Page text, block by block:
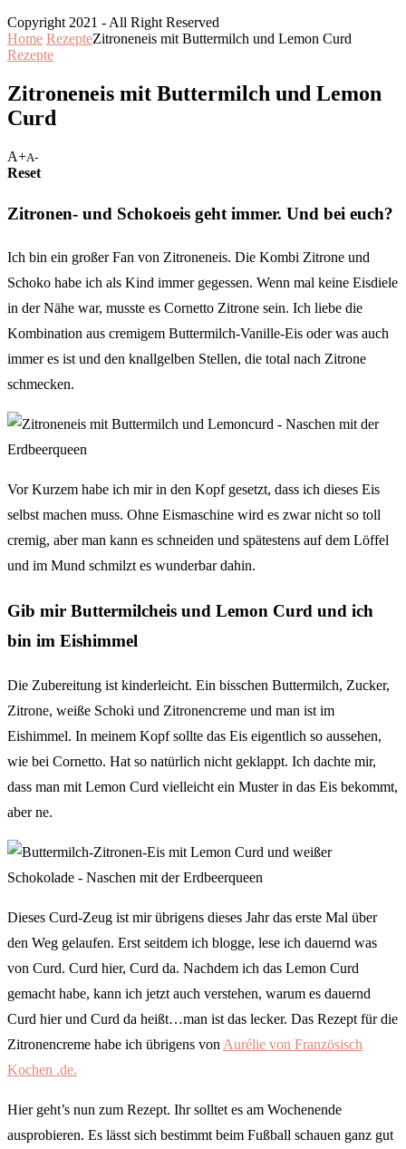
Copyright 2021 - All Right Reserved
Home RezepteZitroneneis mit Buttermilch und Lemon Curd
Rezepte
Zitroneneis mit Buttermilch und Lemon
Curd
A+A-
Reset
Zitronen- und Schokoeis geht immer. Und bei euch?
Ich bin ein großer Fan von Zitroneneis. Die Kombi Zitrone und
Schoko habe ich als Kind immer gegessen. Wenn mal keine Eisdiele
in der Nähe war, musste es Cornetto Zitrone sein. Ich liebe die
Kombination aus cremigem Buttermilch-Vanille-Eis oder was auch
immer es ist und den knallgelben Stellen, die total nach Zitrone
schmecken.
Vor Kurzem habe ich mir in den Kopf gesetzt, dass ich dieses Eis
selbst machen muss. Ohne Eismaschine wird es zwar nicht so toll
cremig, aber man kann es schneiden und spätestens auf dem Löffel
und im Mund schmilzt es wunderbar dahin.
Gib mir Buttermilcheis und Lemon Curd und ich
bin im Eishimmel
Die Zubereitung ist kinderleicht. Ein bisschen Buttermilch, Zucker,
Zitrone, weiße Schoki und Zitronencreme und man ist im
Eishimmel. In meinem Kopf sollte das Eis eigentlich so aussehen,
wie bei Cornetto. Hat so natürlich nicht geklappt. Ich dachte mir,
dass man mit Lemon Curd vielleicht ein Muster in das Eis bekommt,
aber ne.
Dieses Curd-Zeug ist mir übrigens dieses Jahr das erste Mal über
den Weg gelaufen. Erst seitdem ich blogge, lese ich dauernd was
von Curd. Curd hier, Curd da. Nachdem ich das Lemon Curd
gemacht habe, kann ich jetzt auch verstehen, warum es dauernd
Curd hier und Curd da heißt…man ist das lecker. Das Rezept für die
Zitronencreme habe ich übrigens von Aurélie von Französisch
Kochen .de.
Hier geht’s nun zum Rezept. Ihr solltet es am Wochenende
ausprobieren. Es lässt sich bestimmt beim Fußball schauen ganz gut